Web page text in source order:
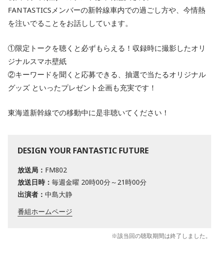
FANTASTICSメンバーの新幹線車内での過ごし方や、今情熱
を注いでることをお話ししています。
①限定トークを聴くと必ずもらえる！収録時に撮影したオリ
ジナルスマホ壁紙
②キーワードを聞くと応募できる、抽選で当たるオリジナル
グッズ といったプレゼント企画も充実です！
東海道新幹線での移動中に是非聴いてください！
DESIGN YOUR FANTASTIC FUTURE
放送局： FM802
放送日時： 毎週金曜 20時00分～21時00分
出演者： 中島大静
番組ホームページ
※該当回の聴取期間は終了しました。